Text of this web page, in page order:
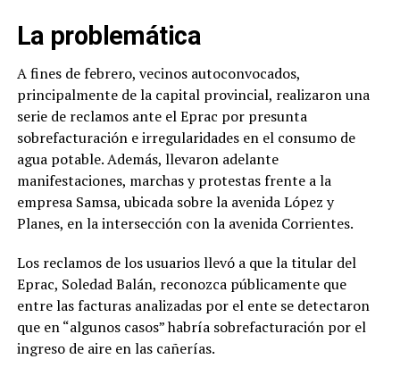
La problemática
A fines de febrero, vecinos autoconvocados,
principalmente de la capital provincial, realizaron una
serie de reclamos ante el Eprac por presunta
sobrefacturación e irregularidades en el consumo de
agua potable. Además, llevaron adelante
manifestaciones, marchas y protestas frente a la
empresa Samsa, ubicada sobre la avenida López y
Planes, en la intersección con la avenida Corrientes.
Los reclamos de los usuarios llevó a que la titular del
Eprac, Soledad Balán, reconozca públicamente que
entre las facturas analizadas por el ente se detectaron
que en “algunos casos” habría sobrefacturación por el
ingreso de aire en las cañerías.